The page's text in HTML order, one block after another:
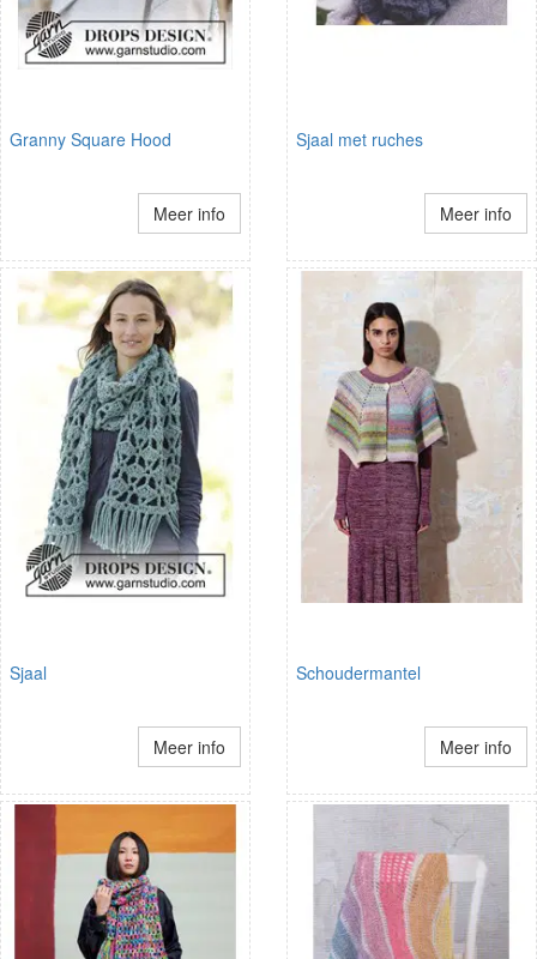
Granny Square Hood
Meer info
Sjaal met ruches
Meer info
Sjaal
Meer info
Schoudermantel
Meer info